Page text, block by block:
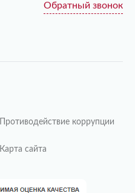
Обратный звонок
Противодействие коррупции
Карта сайта